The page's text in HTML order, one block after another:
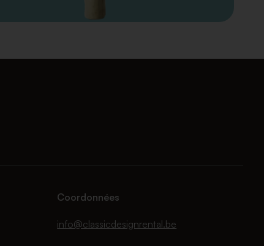
Coordonnées
info@classicdesignrental.be